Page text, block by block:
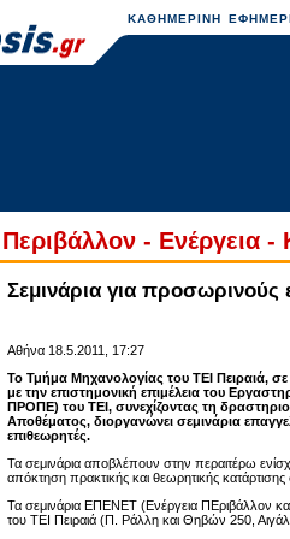
ΚΑΘΗΜΕΡΙΝΗ
Περιβάλλον - Ενέργεια -
Σεμινάρια για προσωρινούς
Αθήνα 18.5.2011, 17:27
Το Τμήμα Μηχανολογίας του ΤΕΙ Πειραιά,
με την επιστημονική επιμέλεια του
ΠΡΟΠΕ) του ΤΕΙ, συνεχίζοντας τη
Αποθέματος, διοργανώνει σεμινάρια
επιθεωρητές.
Τα σεμινάρια αποβλέπουν στην περαιτέρω
απόκτηση πρακτικής και θεωρητικής
Τα σεμινάρια ΕΠΕΝΕΤ (Ενέργεια ΠΕριβάλλον
του ΤΕΙ Πειραιά (Π. Ράλλη και Θηβών 250,